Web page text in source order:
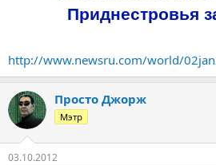
Приднестровья
http://www.newsru.com/world/
Просто Джорж
Мэтр
03.10.2012